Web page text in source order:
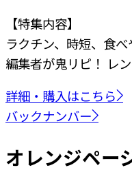
【特集内容】
ラクチン、時短、食べ
編集者が鬼リピ！ レ
詳細・購入はこちら
バックナンバー
オレンジペー